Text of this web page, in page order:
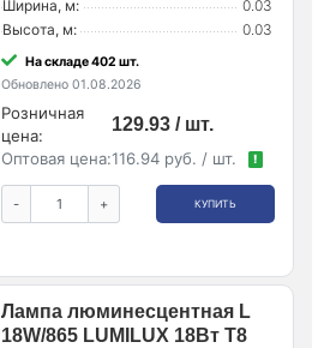
Ширина, м:
0.03
Высота, м:
0.03
На складе 402 шт.
Обновлено 01.08.2026
Розничная
цена:
129.93 / шт.
Оптовая цена:116.94 руб. / шт. !
- + КУПИТЬ
Лампа люминесцентная L
18W/865 LUMILUX 18Вт T8